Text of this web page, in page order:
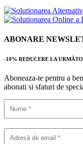
ABONARE
-10% REDUCERE LA
Aboneaza-te pentru a
abonati si sfaturi de